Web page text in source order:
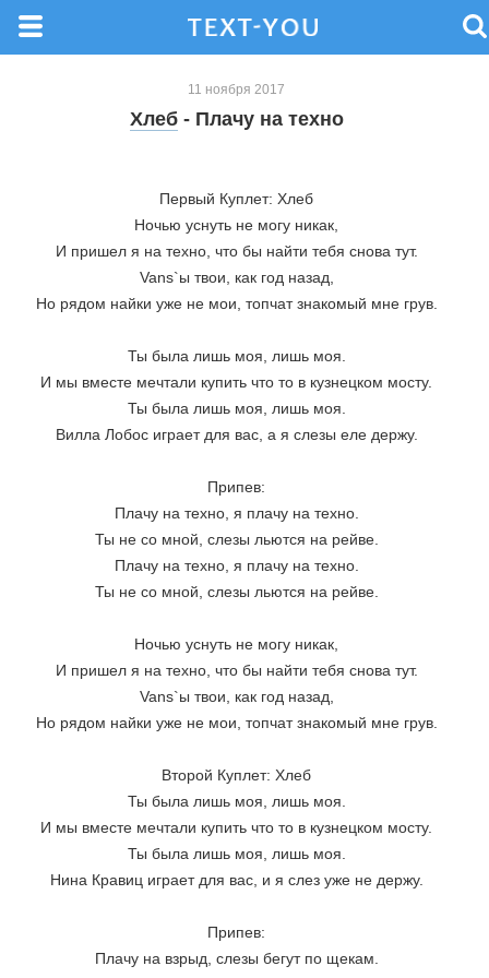
11 ноября 2017
Хлеб- Плачу на техно
Первый Куплет: Хлеб
Ночью уснуть не могу никак,
И пришел я на техно, что бы найти тебя снова тут.
Vans`ы твои, как год назад,
Но рядом найки уже не мои, топчат знакомый мне грув.
Ты была лишь моя, лишь моя.
И мы вместе мечтали купить что то в кузнецком мосту.
Ты была лишь моя, лишь моя.
Вилла Лобос играет для вас, а я слезы еле держу.
Припев:
Плачу на техно, я плачу на техно.
Ты не со мной, слезы льются на рейве.
Плачу на техно, я плачу на техно.
Ты не со мной, слезы льются на рейве.
Ночью уснуть не могу никак,
И пришел я на техно, что бы найти тебя снова тут.
Vans`ы твои, как год назад,
Но рядом найки уже не мои, топчат знакомый мне грув.
Второй Куплет: Хлеб
Ты была лишь моя, лишь моя.
И мы вместе мечтали купить что то в кузнецком мосту.
Ты была лишь моя, лишь моя.
Нина Кравиц играет для вас, и я слез уже не держу.
Припев:
Плачу на взрыд, слезы бегут по щекам.